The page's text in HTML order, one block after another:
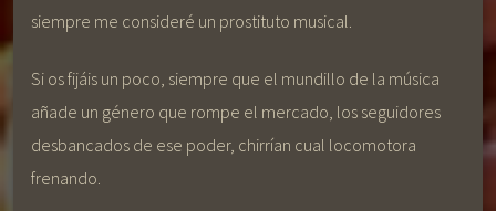
siempre me consideré un prostituto musical.
Si os fijáis un poco, siempre que el mundillo de la música
añade un género que rompe el mercado, los seguidores
desbancados de ese poder, chirrían cual locomotora
frenando.